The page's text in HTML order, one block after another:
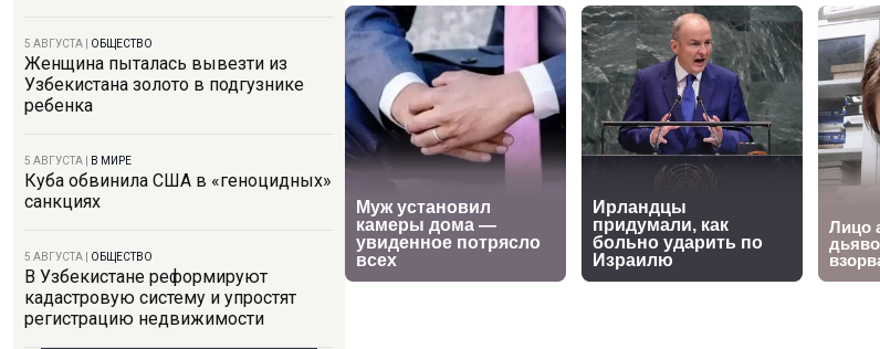
5 АВГУСТА ОБЩЕСТВО
Женщина пыталась вывезти из
Узбекистана золото в подгузнике
ребенка
5 АВГУСТА В МИРЕ
Куба обвинила США в «геноцидных»
санкциях
5 АВГУСТА ОБЩЕСТВО
В Узбекистане реформируют
кадастровую систему и упростят
регистрацию недвижимости